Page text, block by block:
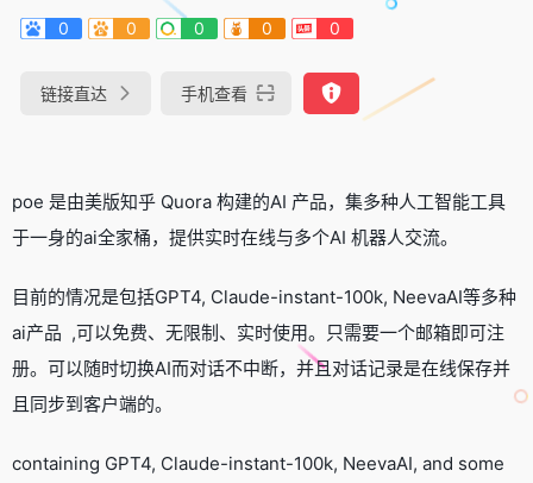
0
0 0 0 0
链接直达 手机查看
poe 是由美版知乎 Quora 构建的AI 产品，集多种人工智能工具
于一身的ai全家桶，提供实时在线与多个AI 机器人交流。
目前的情况是包括GPT4, Claude-instant-100k, NeevaAI等多种
ai产品 ,可以免费、无限制、实时使用。只需要一个邮箱即可注
册。可以随时切换AI而对话不中断，并且对话记录是在线保存并
且同步到客户端的。
containing GPT4, Claude-instant-100k, NeevaAI, and some